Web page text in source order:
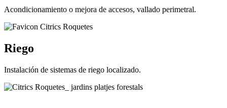
Acondicionamiento o mejora de accesos, vallado perimetral.
Riego
Instalación de sistemas de riego localizado.